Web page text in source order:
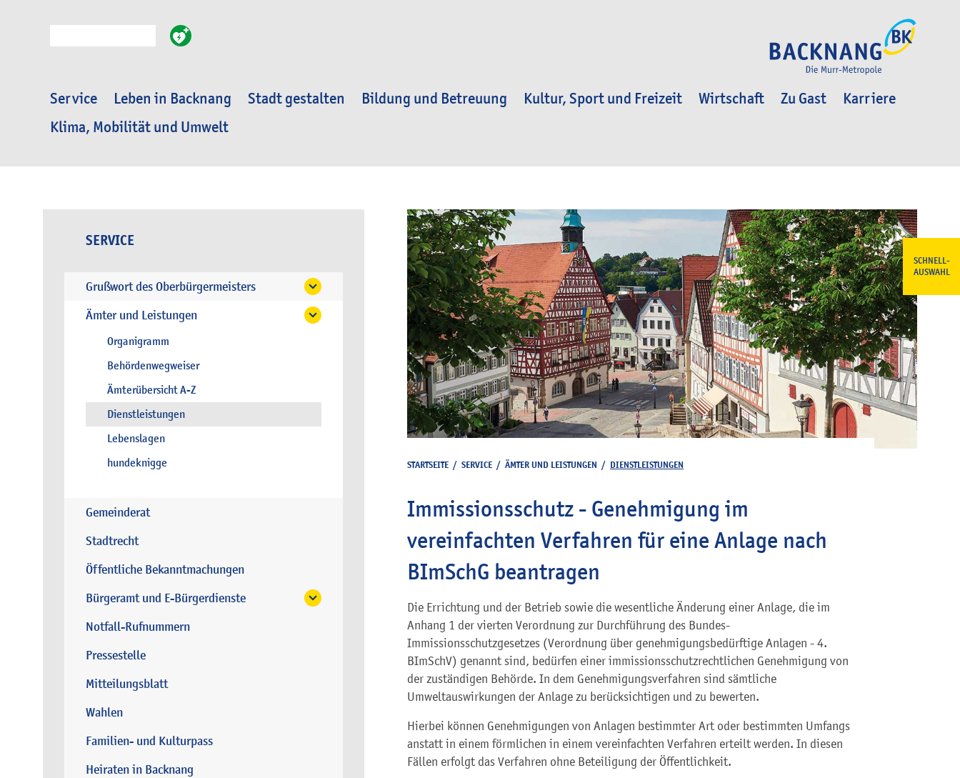
Service Leben in Backnang Stadt gestalten Bildung und Betreuung Kultur, Sport und Freizeit Wirtschaft Zu Gast
Karriere
Klima, Mobilität und Umwelt
SCHNELL-
AUSWAHL
SERVICE
Grußwort des Oberbürgermeisters
Ämter und Leistungen
Organigramm
Behördenwegweiser
Ämterübersicht A-Z
Dienstleistungen
Lebenslagen
hundeknigge
Gemeinderat
Stadtrecht
Öffentliche Bekanntmachungen
Bürgeramt und E-Bürgerdienste
Notfall-Rufnummern
Pressestelle
Mitteilungsblatt
Wahlen
Familien- und Kulturpass
Heiraten in Backnang
STARTSEITE / SERVICE / ÄMTER UND LEISTUNGEN / DIENSTLEISTUNGEN
Immissionsschutz - Genehmigung im
vereinfachten Verfahren für eine Anlage nach
BImSchG beantragen
Die Errichtung und der Betrieb sowie die wesentliche Änderung einer Anlage, die im
Anhang 1 der vierten Verordnung zur Durchführung des Bundes-
Immissionsschutzgesetzes (Verordnung über genehmigungsbedürftige Anlagen - 4.
BImSchV) genannt sind, bedürfen einer immissionsschutzrechtlichen Genehmigung von
der zuständigen Behörde. In dem Genehmigungsverfahren sind sämtliche
Umweltauswirkungen der Anlage zu berücksichtigen und zu bewerten.
Hierbei können Genehmigungen von Anlagen bestimmter Art oder bestimmten Umfangs
anstatt in einem förmlichen in einem vereinfachten Verfahren erteilt werden. In diesen
Fällen erfolgt das Verfahren ohne Beteiligung der Öffentlichkeit.